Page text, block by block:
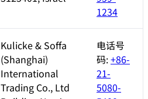
1234
Kulicke & Soffa
(Shanghai)
International
Trading Co., Ltd
电话号
码:+86-
21-
5080-